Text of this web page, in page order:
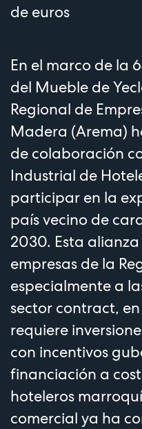
de euros
En el marco de la
del Mueble de
Regional de
Madera (Arema)
de colaboración
Industrial de
participar en la
país vecino de
2030. Esta
empresas de la
especialmente a
sector contract,
requiere
con incentivos
financiación a
hoteleros
comercial ya ha